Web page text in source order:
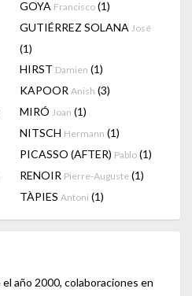
GOYA Francisco (1)
GUTIÉRREZ SOLANA José
(1)
HIRST Damien (1)
KAPOOR Anish (3)
MIRÓ Joan (1)
NITSCH Hermann (1)
PICASSO (AFTER) Pablo (1)
RENOIR Pierre-Auguste (1)
TÀPIES Antoni (1)
el año 2000, colaboraciones en